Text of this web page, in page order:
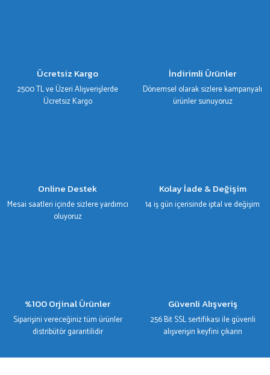
Ürün fiyatı diğer sitelerden daha pahalı.
Bu ürüne benzer farklı alternatifler olmalı.
Ücretsiz Kargo
2500 TL ve Üzeri Alışverişlerde
Ücretsiz Kargo
İndirimli Ürünler
Dönemsel olarak sizlere kampanyalı
ürünler sunuyoruz
Online Destek
Mesai saatleri içinde sizlere yardımcı
oluyoruz
Kolay İade & Değişim
14 iş gün içerisinde iptal ve değişim
%100 Orjinal Ürünler
Siparişini vereceğiniz tüm ürünler
distribütör garantilidir
Güvenli Alışveriş
256 Bit SSL sertifikası ile güvenli
alışverişin keyfini çıkarın